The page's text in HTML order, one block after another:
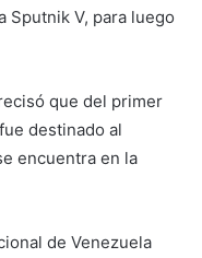
Sputnik V, para luego
que del primer
destinado al
encuentra en la
de Venezuela